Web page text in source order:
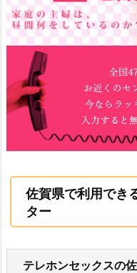
佐賀県で利用でき
ター
テレホンセックスの